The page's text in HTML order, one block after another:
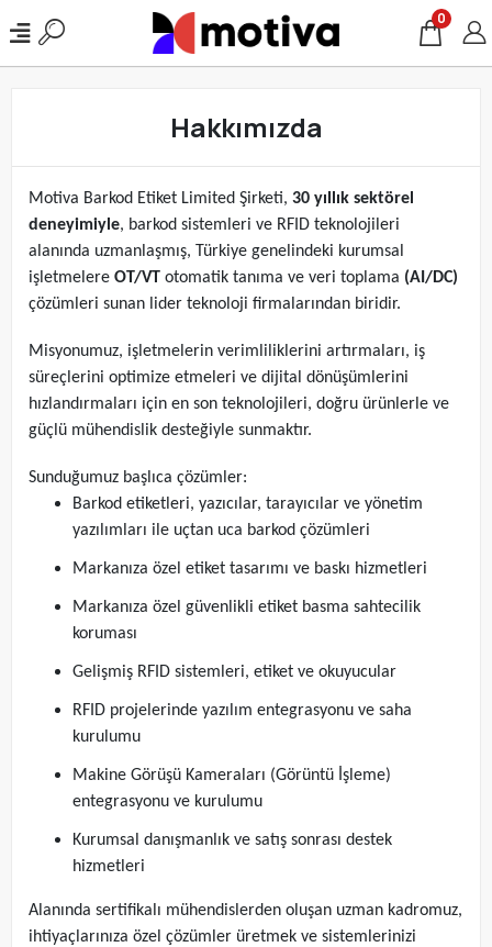
0
Hakkımızda
Motiva Barkod Etiket Limited Şirketi, 30 yıllık sektörel
deneyimiyle, barkod sistemleri ve RFID teknolojileri
alanında uzmanlaşmış, Türkiye genelindeki kurumsal
işletmelere OT/VT otomatik tanıma ve veri toplama (AI/DC)
çözümleri sunan lider teknoloji firmalarından biridir.
Misyonumuz, işletmelerin verimliliklerini artırmaları, iş
süreçlerini optimize etmeleri ve dijital dönüşümlerini
hızlandırmaları için en son teknolojileri, doğru ürünlerle ve
güçlü mühendislik desteğiyle sunmaktır.
Sunduğumuz başlıca çözümler:
Barkod etiketleri, yazıcılar, tarayıcılar ve yönetim
yazılımları ile uçtan uca barkod çözümleri
Markanıza özel etiket tasarımı ve baskı hizmetleri
Markanıza özel güvenlikli etiket basma sahtecilik
koruması
Gelişmiş RFID sistemleri, etiket ve okuyucular
RFID projelerinde yazılım entegrasyonu ve saha
kurulumu
Makine Görüşü Kameraları (Görüntü İşleme)
entegrasyonu ve kurulumu
Kurumsal danışmanlık ve satış sonrası destek
hizmetleri
Alanında sertifikalı mühendislerden oluşan uzman kadromuz,
ihtiyaçlarınıza özel çözümler üretmek ve sistemlerinizi